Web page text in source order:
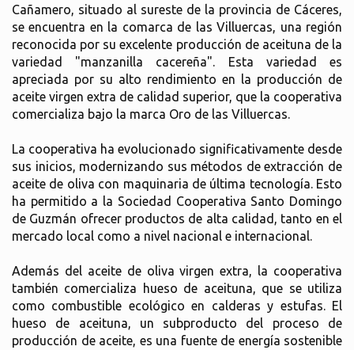
Cañamero, situado al sureste de la provincia de Cáceres,
se encuentra en la comarca de las Villuercas, una región
reconocida por su excelente producción de aceituna de la
variedad "manzanilla cacereña". Esta variedad es
apreciada por su alto rendimiento en la producción de
aceite virgen extra de calidad superior, que la cooperativa
comercializa bajo la marca Oro de las Villuercas.
La cooperativa ha evolucionado significativamente desde
sus inicios, modernizando sus métodos de extracción de
aceite de oliva con maquinaria de última tecnología. Esto
ha permitido a la Sociedad Cooperativa Santo Domingo
de Guzmán ofrecer productos de alta calidad, tanto en el
mercado local como a nivel nacional e internacional.
Además del aceite de oliva virgen extra, la cooperativa
también comercializa hueso de aceituna, que se utiliza
como combustible ecológico en calderas y estufas. El
hueso de aceituna, un subproducto del proceso de
producción de aceite, es una fuente de energía sostenible